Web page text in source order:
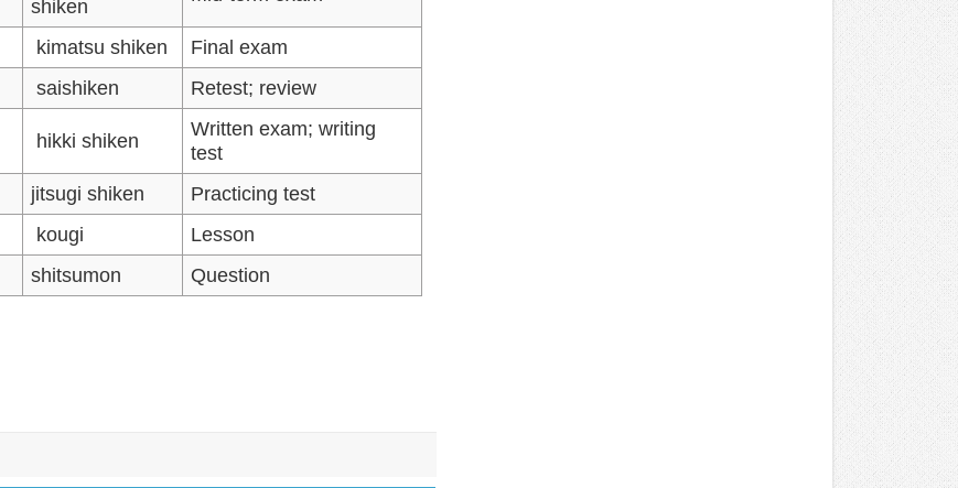
shiken
kimatsu shiken
Final exam
saishiken Retest; review
hikki shiken
Written exam; writing
test
jitsugi shiken
Practicing test
kougi
Lesson
shitsumon Question